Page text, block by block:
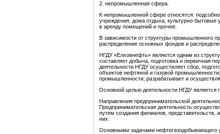
2. непромышленная сфера.
К непромышленной сфере относятся:
учреждения, дома отдыха, культурно-бытовые
в аренду помещений и прочее.
В зависимости от структуры промышленного
распределение основных фондов и
НГДУ «Елховнефть» является одним из
составляет добыча, подготовка и первичная
деятельности НГДУ осуществляет сбор,
объектов нефтяной и газовой
промышленности; разрабатывает и
Основной целью деятельности НГДУ является
Направления предпринимательской
Предпринимательская деятельность
путем создания филиалов, представительств,
них.
Основными задачами нефтегазодобывающего